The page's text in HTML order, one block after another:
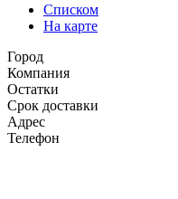
Списком
На карте
Город
Компания
Остатки
Срок доставки
Адрес
Телефон